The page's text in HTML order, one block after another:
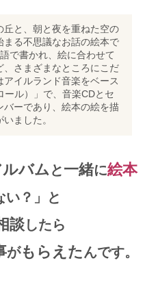
と、朝と夜を重ねた空の
る不思議なお話の絵本で
で書かれ、絵に合わせて
さまざまなところにこだ
イルランド音楽をベース
ール）」で、音楽CDとセ
バーであり、絵本の絵を描
ました。
ルバムと一緒に絵本
い？」と
談したら
がもらえた んです。